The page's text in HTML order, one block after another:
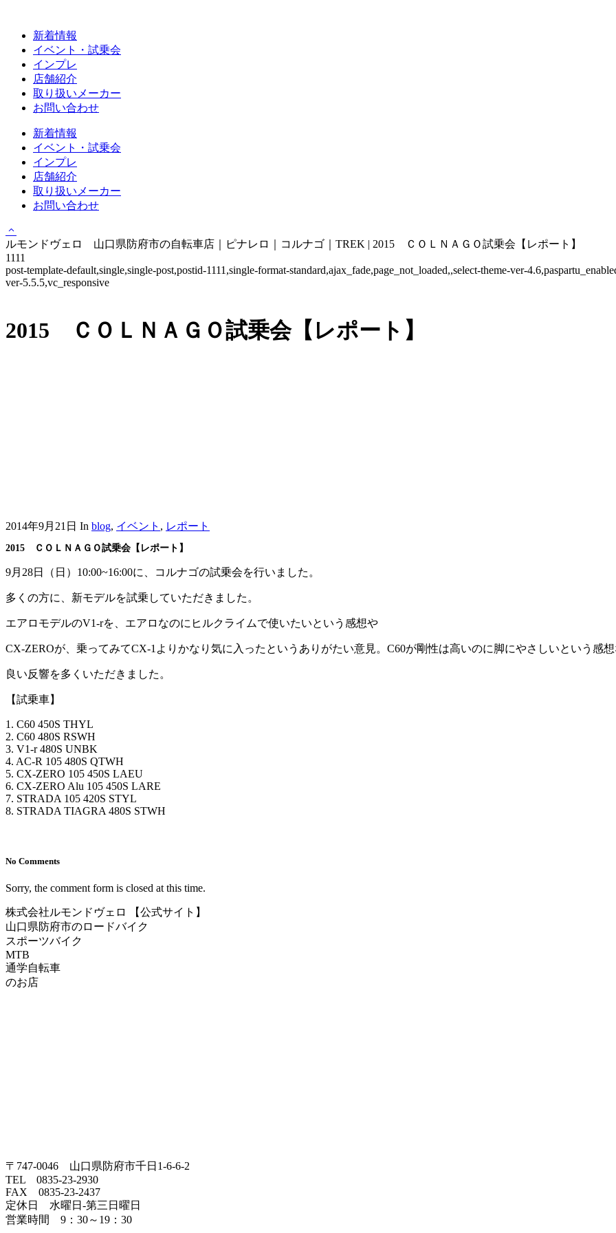
新着情報
イベント・試乗会
インプレ
店舗紹介
取り扱いメーカー
お問い合わせ
新着情報
イベント・試乗会
インプレ
店舗紹介
取り扱いメーカー
お問い合わせ
ルモンドヴェロ 山口県防府市の自転車店｜ピナレロ｜コルナゴ｜TREK | 2015 ＣＯＬＮＡＧＯ試乗会【レポート】
1111
post-template-default,single,single-post,postid-1111,single-format-standard,ajax_fade,page_not_loaded,,select-theme-ver-
ver-5.5.5,vc_responsive
2015 ＣＯＬＮＡＧＯ試乗会【レポート】
2014年9月21日 In blog, イベント , レポート
2015 ＣＯＬＮＡＧＯ試乗会【レポート】
9月28日（日）10:00~16:00に、コルナゴの試乗会を行いました。
多くの方に、新モデルを試乗していただきました。
エアロモデルのV1-rを、エアロなのにヒルクライムで使いたいという感想や
CX-ZEROが、乗ってみてCX-1よりかなり気に入ったというありがたい意見。C60が剛性は高いのに脚にやさしいという感
良い反響を多くいただきました。
【試乗車】
1. C60 450S THYL
2. C60 480S RSWH
3. V1-r 480S UNBK
4. AC-R 105 480S QTWH
5. CX-ZERO 105 450S LAEU
6. CX-ZERO Alu 105 450S LARE
7. STRADA 105 420S STYL
8. STRADA TIAGRA 480S STWH
No Comments
Sorry, the comment form is closed at this time.
株式会社ルモンドヴェロ 【公式サイト】
山口県防府市のロードバイク
スポーツバイク
MTB
通学自転車
のお店
〒747-0046 山口県防府市千日1-6-6-2
TEL 0835-23-2930
FAX 0835-23-2437
定休日 水曜日-第三日曜日
営業時間 9：30～19：30